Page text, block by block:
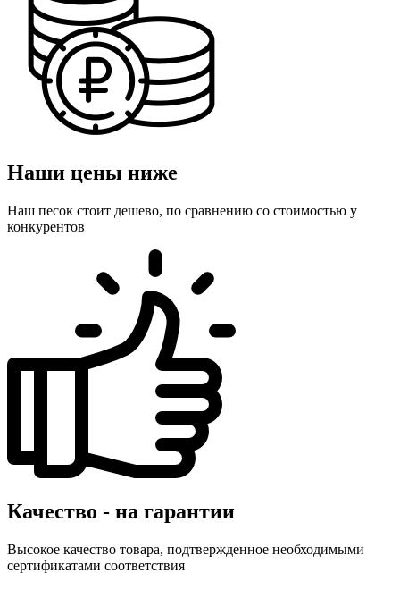
Наши цены ниже
Наш песок стоит дешево, по сравнению со стоимостью у
конкурентов
Качество - на гарантии
Высокое качество товара, подтвержденное необходимыми
сертификатами соответствия